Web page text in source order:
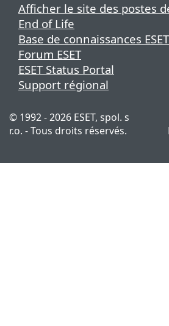
Afficher le site des postes
End of Life
Base de connaissances ESET
Forum ESET
ESET Status Portal
Support régional
© 1992 - 2026 ESET, spol. s
r.o. - Tous droits réservés.